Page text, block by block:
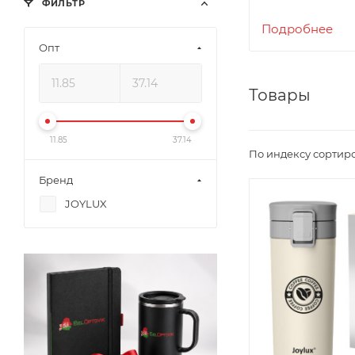
Joylux -
Подробнее
Товары
По индексу
ФИЛЬТР
Опт
11.85 37.14
Бренд
JOYLUX